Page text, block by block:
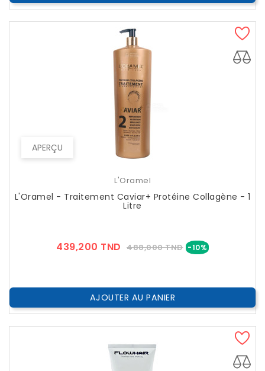
APERÇU
L'Oramel
L'Oramel - Traitement Caviar+ Protéine Collagène - 1
Litre
439,200 TND Prix
488,000 TND -10%Prix
AJOUTER AU PANIER